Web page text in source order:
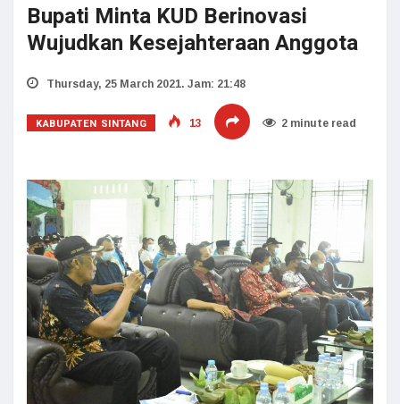
Bupati Minta KUD Berinovasi
Wujudkan Kesejahteraan Anggota
Thursday, 25 March 2021. Jam: 21:48
KABUPATEN SINTANG 13 2 minute read